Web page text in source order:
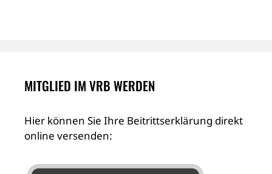
MITGLIED IM VRB WERDEN
Hier können Sie Ihre Beitrittserklärung direkt
online versenden: